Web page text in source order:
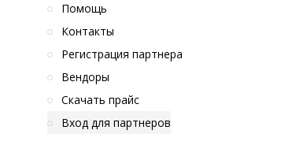
Помощь
Контакты
Регистрация партнера
Вендоры
Скачать прайс
Вход для партнеров